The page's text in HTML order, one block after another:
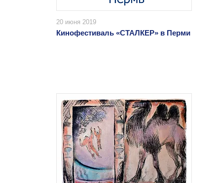
Кинофестиваль «СТАЛКЕР» в Перми
20 июня 2019